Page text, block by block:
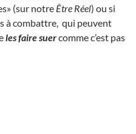
(sur notre Être Réel) ou si
à combattre, qui peuvent
les faire suercomme c’est pas